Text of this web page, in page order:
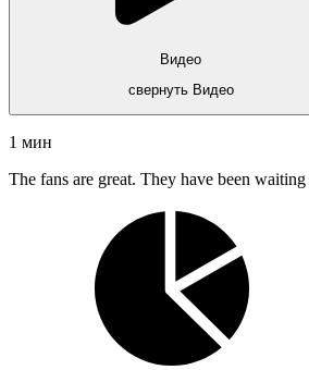
Видео
свернуть Видео
1 мин
The fans are great. They have been